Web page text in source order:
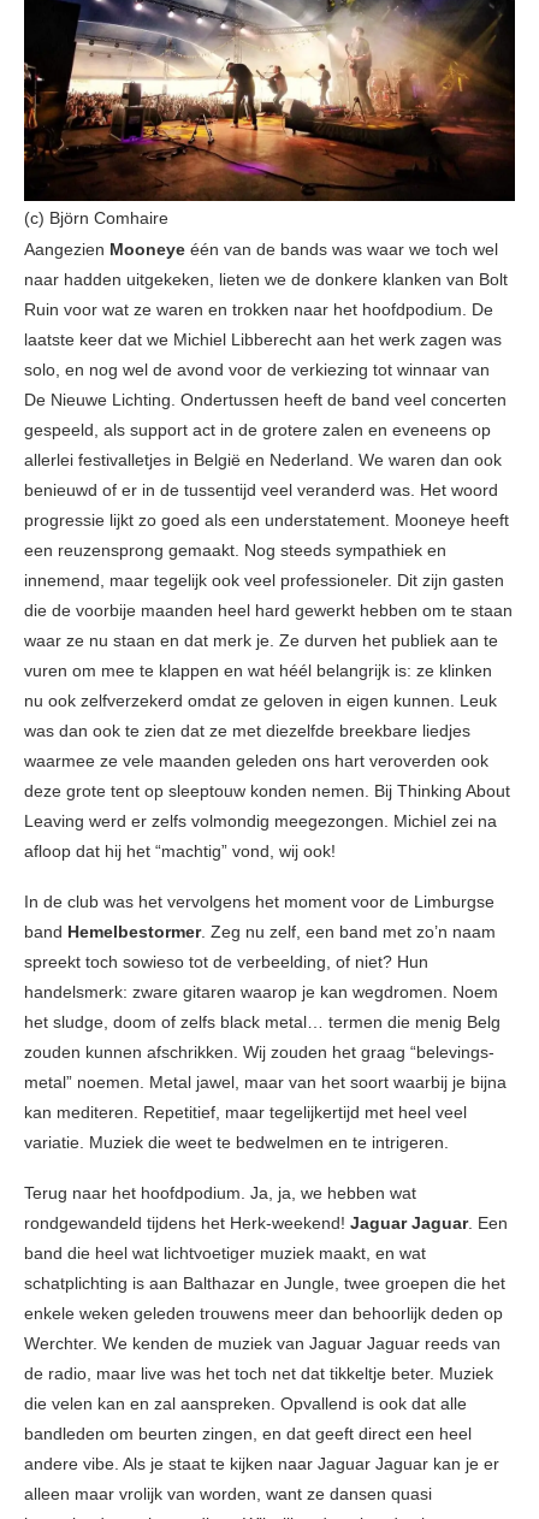
(c) Björn Comhaire
Aangezien Mooneye één van de bands was waar we toch wel
naar hadden uitgekeken, lieten we de donkere klanken van Bolt
Ruin voor wat ze waren en trokken naar het hoofdpodium. De
laatste keer dat we Michiel Libberecht aan het werk zagen was
solo, en nog wel de avond voor de verkiezing tot winnaar van
De Nieuwe Lichting. Ondertussen heeft de band veel concerten
gespeeld, als support act in de grotere zalen en eveneens op
allerlei festivalletjes in België en Nederland. We waren dan ook
benieuwd of er in de tussentijd veel veranderd was. Het woord
progressie lijkt zo goed als een understatement. Mooneye heeft
een reuzensprong gemaakt. Nog steeds sympathiek en
innemend, maar tegelijk ook veel professioneler. Dit zijn gasten
die de voorbije maanden heel hard gewerkt hebben om te staan
waar ze nu staan en dat merk je. Ze durven het publiek aan te
vuren om mee te klappen en wat héél belangrijk is: ze klinken
nu ook zelfverzekerd omdat ze geloven in eigen kunnen. Leuk
was dan ook te zien dat ze met diezelfde breekbare liedjes
waarmee ze vele maanden geleden ons hart veroverden ook
deze grote tent op sleeptouw konden nemen. Bij Thinking About
Leaving werd er zelfs volmondig meegezongen. Michiel zei na
afloop dat hij het “machtig” vond, wij ook!
In de club was het vervolgens het moment voor de Limburgse
band Hemelbestormer. Zeg nu zelf, een band met zo’n naam
spreekt toch sowieso tot de verbeelding, of niet? Hun
handelsmerk: zware gitaren waarop je kan wegdromen. Noem
het sludge, doom of zelfs black metal… termen die menig Belg
zouden kunnen afschrikken. Wij zouden het graag “belevings-
metal” noemen. Metal jawel, maar van het soort waarbij je bijna
kan mediteren. Repetitief, maar tegelijkertijd met heel veel
variatie. Muziek die weet te bedwelmen en te intrigeren.
Terug naar het hoofdpodium. Ja, ja, we hebben wat
rondgewandeld tijdens het Herk-weekend! Jaguar Jaguar. Een
band die heel wat lichtvoetiger muziek maakt, en wat
schatplichting is aan Balthazar en Jungle, twee groepen die het
enkele weken geleden trouwens meer dan behoorlijk deden op
Werchter. We kenden de muziek van Jaguar Jaguar reeds van
de radio, maar live was het toch net dat tikkeltje beter. Muziek
die velen kan en zal aanspreken. Opvallend is ook dat alle
bandleden om beurten zingen, en dat geeft direct een heel
andere vibe. Als je staat te kijken naar Jaguar Jaguar kan je er
alleen maar vrolijk van worden, want ze dansen quasi